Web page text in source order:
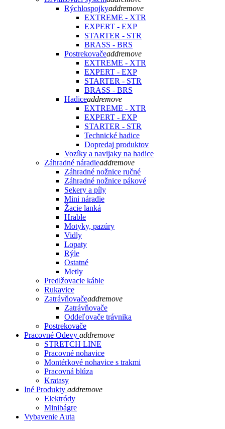
Rýchlospojkyaddremove
EXTREME - XTR
EXPERT - EXP
STARTER - STR
BRASS - BRS
Postrekovačeaddremove
EXTREME - XTR
EXPERT - EXP
STARTER - STR
BRASS - BRS
Hadiceaddremove
EXTREME - XTR
EXPERT - EXP
STARTER - STR
Technické hadice
Dopredaj produktov
Vozíky a navijaky na hadice
Záhradné náradieaddremove
Záhradné nožnice ručné
Záhradné nožnice pákové
Sekery a píly
Mini náradie
Žacie lanká
Hrable
Motyky, pazúry
Vidly
Lopaty
Rýle
Ostatné
Metly
Predlžovacie káble
Rukavice
Zatrávňovačeaddremove
Zatrávňovače
Oddeľovače trávnika
Postrekovače
Pracovné Odevy addremove
STRETCH LINE
Pracovné nohavice
Montérkové nohavice s trakmi
Pracovná blúza
Kratasy
Iné Produkty addremove
Elektródy
Minibágre
Vybavenie Auta